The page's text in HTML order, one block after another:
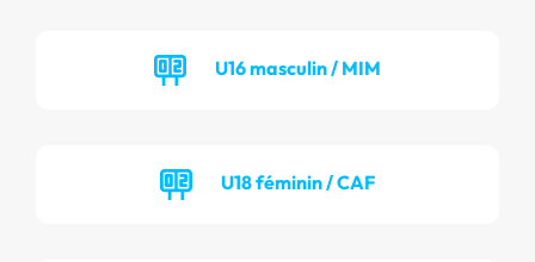
U16 masculin / MIM
U18 féminin / CAF